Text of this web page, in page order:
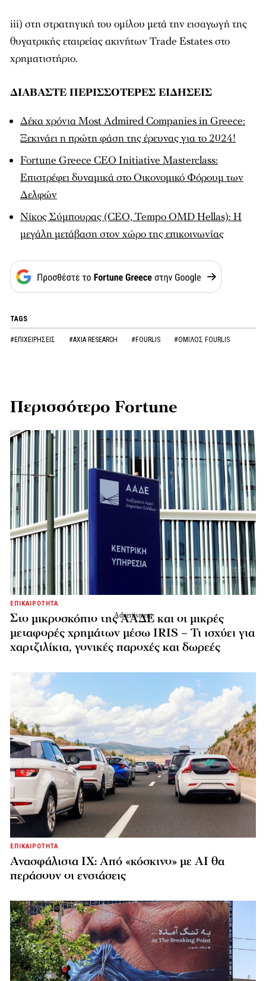
iii) στη στρατηγική του ομίλου μετά την εισαγωγή της
θυγατρικής εταιρείας ακινήτων Trade Estates στο
χρηματιστήριο.
ΔΙΑΒΑΣΤΕ ΠΕΡΙΣΣΟΤΕΡΕΣ ΕΙΔΗΣΕΙΣ
Δέκα χρόνια Most Admired Companies in Greece:
Ξεκινάει η πρώτη φάση της έρευνας για το 2024!
Fortune Greece CEO Initiative Masterclass:
Επιστρέφει δυναμικά στο Οικονομικό Φόρουμ των
Δελφών
Νίκος Σύμπουρας (CEO, Tempo OMD Hellas): Η
μεγάλη μετάβαση στον χώρο της επικοινωνίας
TAGS
#ΕΠΙΧΕΙΡΗΣΕΙΣ #AXIA RESEARCH #FOURLIS #ΟΜΙΛΟΣ FOURLIS
Περισσότερο Fortune
ΕΠΙΚΑΙΡΟΤΗΤΑ
Στο μικροσκόπιο της ΑΑΔΕ και οι μικρές
μεταφορές χρημάτων μέσω IRIS – Τι ισχύει για
χαρτζιλίκια, γονικές παροχές και δωρεές
ΕΠΙΚΑΙΡΟΤΗΤΑ
Ανασφάλιστα ΙΧ: Από «κόσκινο» με AI θα
περάσουν οι ενστάσεις